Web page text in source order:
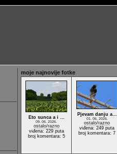
moje najnovije fotke
Eto sunca a i …
09. 06. 2026.
ostalo/razno
viđena: 229 puta
broj komentara: 5
Pjevam danju a…
01. 06. 2026.
ostalo/razno
viđena: 249 puta
broj komentara: 7